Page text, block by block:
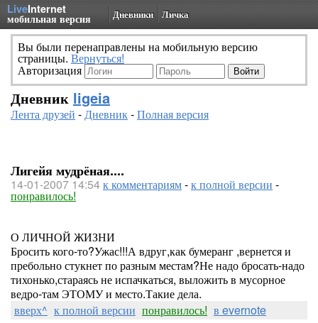
LiveInternet
мобильная версия Дневники Личка
Вы были перенаправлены на мобильную версию
страницы. Вернуться!
Авторизация
Дневник ligeia
Лента друзей -Дневник-Полная версия
Лигейя мудрёная....
14-01-2007 14:54к комментариям-к полной версии -
понравилось!
О ЛИЧНОЙ ЖИЗНИ
Бросить кого-то?Ужас!!!А вдруг,как бумеранг ,вернется и
пребольно стукнет по разным местам?Не надо бросать-надо
тихонько,стараясь не испачкаться, выложить в мусорное
ведро-там ЭТОМУ и место.Такие дела.
вверх^ к полной версии понравилось! в evernote